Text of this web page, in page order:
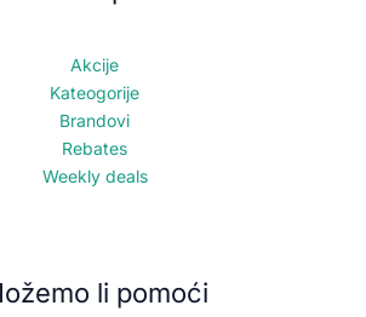
Akcije
Kateogorije
Brandovi
Rebates
Weekly deals
li pomoći